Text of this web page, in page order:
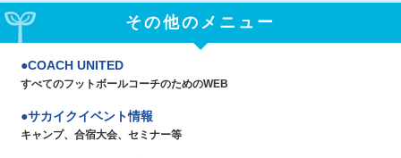
その他のメニュー
COACH UNITED
すべてのフットボールコーチのためのWEB
サカイクイベント情報
キャンプ、合宿大会、セミナー等